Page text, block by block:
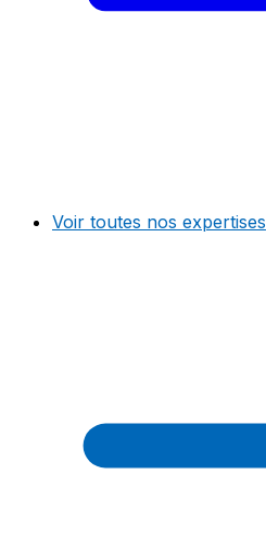
Voir toutes nos expertises